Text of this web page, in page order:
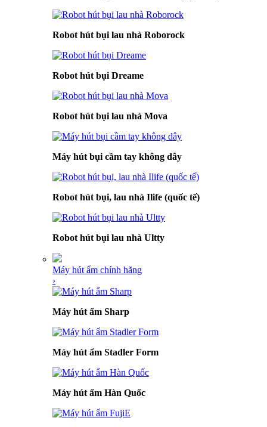
Robot hút bụi lau nhà Roborock
Robot hút bụi Dreame
Robot hút bụi lau nhà Mova
Máy hút bụi cầm tay không dây
Robot hút bụi, lau nhà Ilife (quốc tế)
Robot hút bụi lau nhà Ultty
Máy hút ẩm chính hãng
›
Máy hút ẩm Sharp
Máy hút ẩm Stadler Form
Máy hút ẩm Hàn Quốc